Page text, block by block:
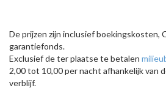
De prijzen zijn inclusief boekingskosten,
garantiefonds.
Exclusief de ter plaatse te betalen
2,00 tot 10,00 per nacht afhankelijk van
verblijf.